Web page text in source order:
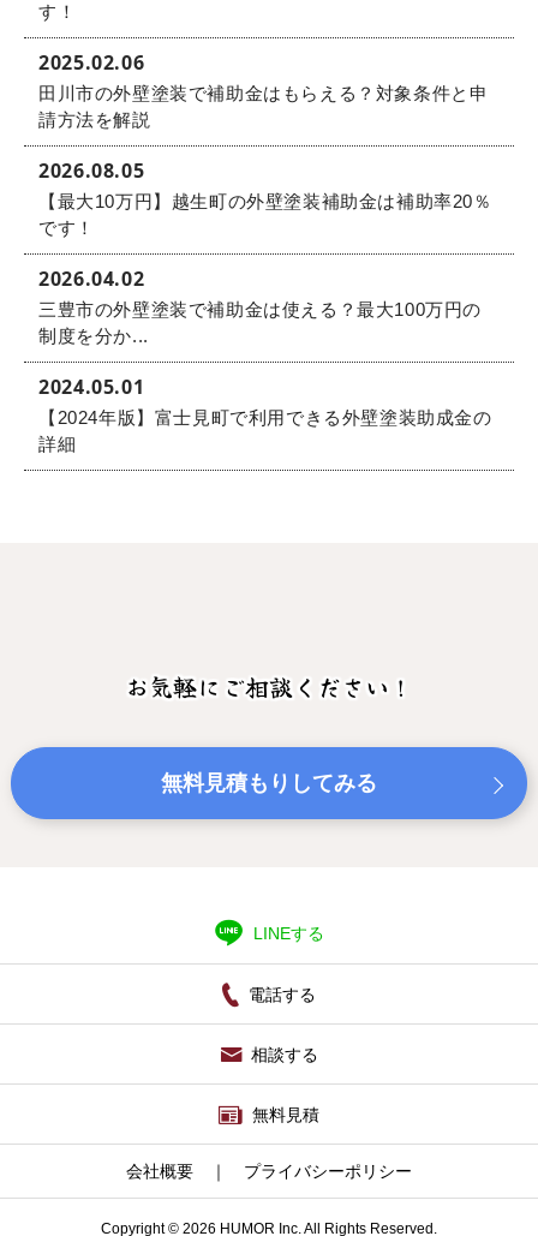
す！
2025.02.06
田川市の外壁塗装で補助金はもらえる？対象条件と申
請方法を解説
2026.08.05
【最大10万円】越生町の外壁塗装補助金は補助率20％
です！
2026.04.02
三豊市の外壁塗装で補助金は使える？最大100万円の
制度を分か...
2024.05.01
【2024年版】富士見町で利用できる外壁塗装助成金の
詳細
お気軽にご相談ください！
無料見積もりしてみる
LINEする
電話する
相談する
無料見積
会社概要 ｜ プライバシーポリシー
Copyright © 2026 HUMOR Inc. All Rights Reserved.